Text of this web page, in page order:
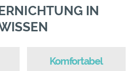
IN
Komfortabel